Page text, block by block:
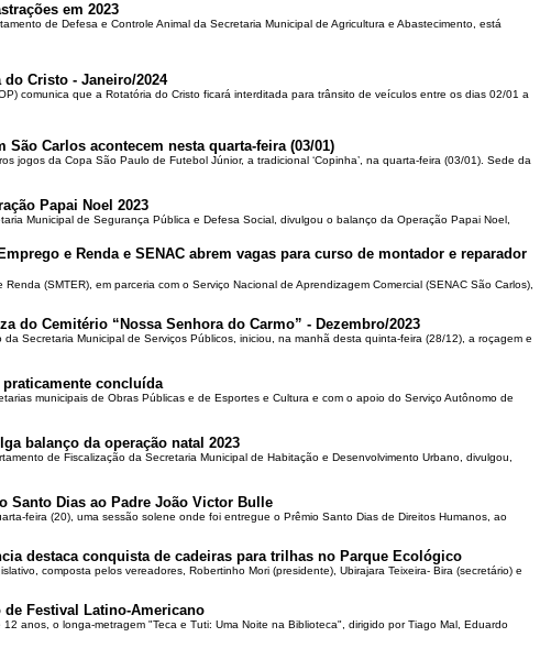
em 2023
de Defesa e Controle Animal da Secretaria Municipal de Agricultura e Abastecimento, está
Cristo - Janeiro/2024
comunica que a Rotatória do Cristo ficará interditada para trânsito de veículos entre os dias 02/01 a
São Carlos acontecem nesta quarta-feira (03/01)
jogos da Copa São Paulo de Futebol Júnior, a tradicional ‘Copinha’, na quarta-feira (03/01). Sede da
Papai Noel 2023
Municipal de Segurança Pública e Defesa Social, divulgou o balanço da Operação Papai Noel,
e Renda e SENAC abrem vagas para curso de montador e reparador
(SMTER), em parceria com o Serviço Nacional de Aprendizagem Comercial (SENAC São Carlos),
do Cemitério “Nossa Senhora do Carmo” - Dezembro/2023
Secretaria Municipal de Serviços Públicos, iniciou, na manhã desta quinta-feira (28/12), a roçagem e
concluída
municipais de Obras Públicas e de Esportes e Cultura e com o apoio do Serviço Autônomo de
balanço da operação natal 2023
de Fiscalização da Secretaria Municipal de Habitação e Desenvolvimento Urbano, divulgou,
Santo Dias ao Padre João Victor Bulle
feira (20), uma sessão solene onde foi entregue o Prêmio Santo Dias de Direitos Humanos, ao
destaca conquista de cadeiras para trilhas no Parque Ecológico
composta pelos vereadores, Robertinho Mori (presidente), Ubirajara Teixeira- Bira (secretário) e
Festival Latino-Americano
anos, o longa-metragem "Teca e Tuti: Uma Noite na Biblioteca", dirigido por Tiago Mal, Eduardo